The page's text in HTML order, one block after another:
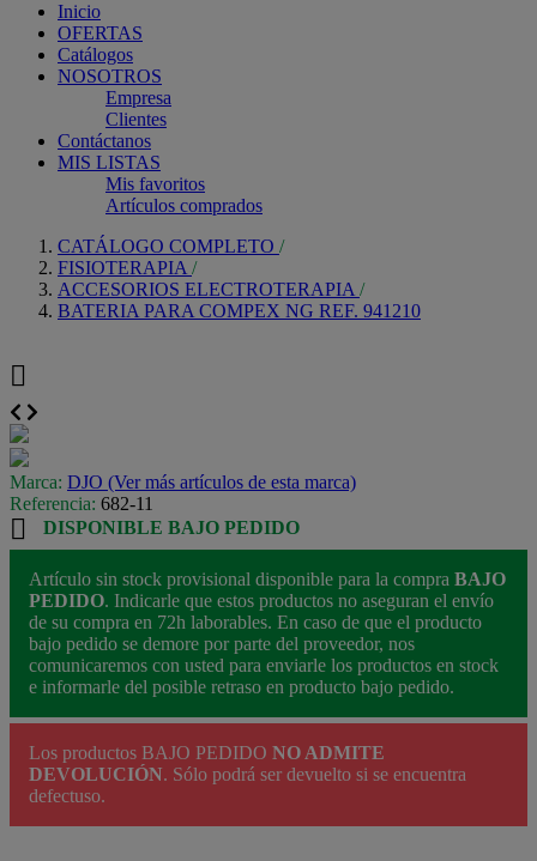
Inicio
OFERTAS
Catálogos
NOSOTROS
Empresa
Clientes
Contáctanos
MIS LISTAS
Mis favoritos
Artículos comprados
CATÁLOGO COMPLETO
FISIOTERAPIA
ACCESORIOS ELECTROTERAPIA
BATERIA PARA COMPEX NG REF. 941210

Marca: DJO (Ver más artículos de esta marca)
Referencia: 682-11
 DISPONIBLE BAJO PEDIDO
Artículo sin stock provisional disponible para la compra BAJO
PEDIDO. Indicarle que estos productos no aseguran el envío
de su compra en 72h laborables. En caso de que el producto
bajo pedido se demore por parte del proveedor, nos
comunicaremos con usted para enviarle los productos en stock
e informarle del posible retraso en producto bajo pedido.
Los productos BAJO PEDIDO NO ADMITE
DEVOLUCIÓN. Sólo podrá ser devuelto si se encuentra
defectuso.